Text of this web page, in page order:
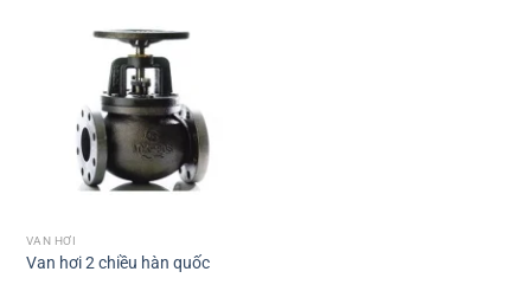
VAN HƠI
Van hơi 2 chiều hàn quốc